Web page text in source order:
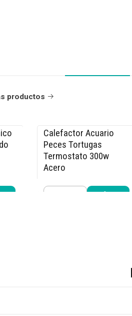
productos
-15% OFF
Calefactor Acuario
Peces Tortugas
Termostato 300w
Acero
$15.290$17.990